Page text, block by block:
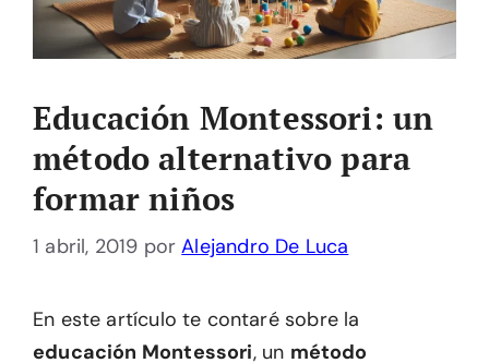
Educación Montessori: un
método alternativo para
formar niños
1 abril, 2019 porAlejandro De Luca
En este artículo te contaré sobre la
educación Montessori, un método